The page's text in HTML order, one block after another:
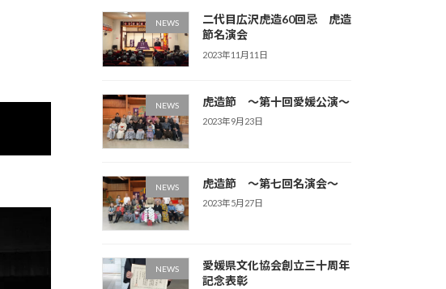
NEWS
二代目広沢虎造60回忌 虎造
節名演会
2023年11月11日
NEWS 虎造節 ～第十回愛媛公演～
2023年9月23日
NEWS 虎造節 ～第七回名演会～
2023年5月27日
NEWS
愛媛県文化協会創立三十周年
記念表彰